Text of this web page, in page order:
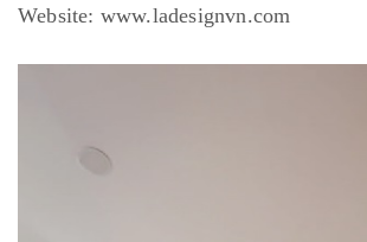
Website: www.ladesignvn.com